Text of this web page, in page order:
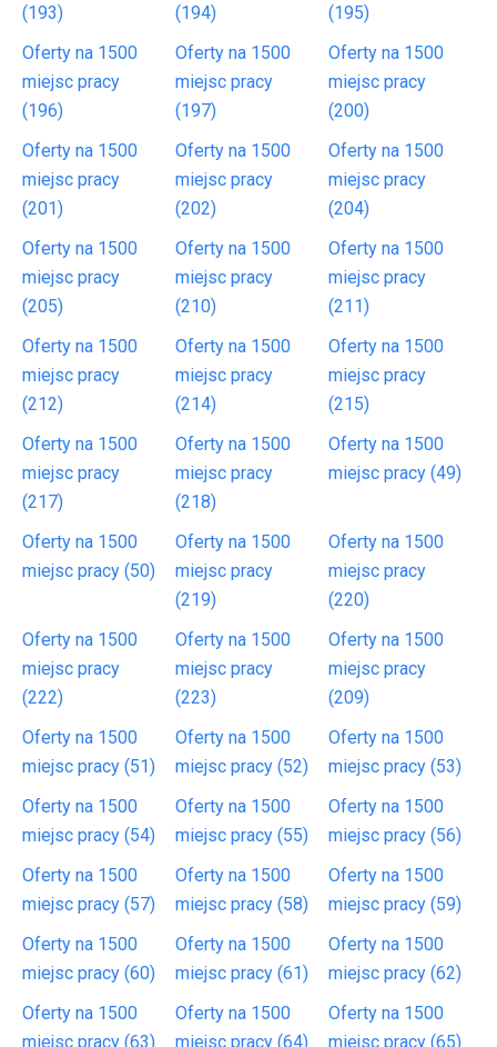
(193)
(194)
(195)
Oferty na 1500
miejsc pracy
(196)
Oferty na 1500
miejsc pracy
(197)
Oferty na 1500
miejsc pracy
(200)
Oferty na 1500
miejsc pracy
(201)
Oferty na 1500
miejsc pracy
(202)
Oferty na 1500
miejsc pracy
(204)
Oferty na 1500
miejsc pracy
(205)
Oferty na 1500
miejsc pracy
(210)
Oferty na 1500
miejsc pracy
(211)
Oferty na 1500
miejsc pracy
(212)
Oferty na 1500
miejsc pracy
(214)
Oferty na 1500
miejsc pracy
(215)
Oferty na 1500
miejsc pracy
(217)
Oferty na 1500
miejsc pracy
(218)
Oferty na 1500
miejsc pracy (49)
Oferty na 1500
miejsc pracy (50)
Oferty na 1500
miejsc pracy
(219)
Oferty na 1500
miejsc pracy
(220)
Oferty na 1500
miejsc pracy
(222)
Oferty na 1500
miejsc pracy
(223)
Oferty na 1500
miejsc pracy
(209)
Oferty na 1500
miejsc pracy (51)
Oferty na 1500
miejsc pracy (52)
Oferty na 1500
miejsc pracy (53)
Oferty na 1500
miejsc pracy (54)
Oferty na 1500
miejsc pracy (55)
Oferty na 1500
miejsc pracy (56)
Oferty na 1500
miejsc pracy (57)
Oferty na 1500
miejsc pracy (58)
Oferty na 1500
miejsc pracy (59)
Oferty na 1500
miejsc pracy (60)
Oferty na 1500
miejsc pracy (61)
Oferty na 1500
miejsc pracy (62)
Oferty na 1500
miejsc pracy (63)
Oferty na 1500
miejsc pracy (64)
Oferty na 1500
miejsc pracy (65)